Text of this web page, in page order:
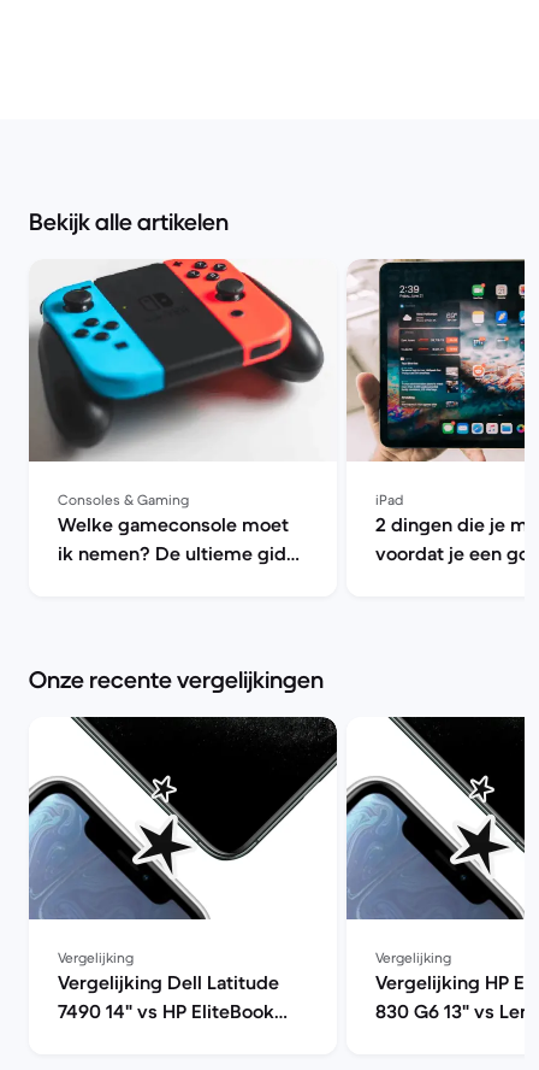
Bekijk alle artikelen
Consoles & Gaming
Welke gameconsole moet
ik nemen? De ultieme gids
iPad
2 dingen die je
voordat je een
Onze recente vergelijkingen
Vergelijking
Vergelijking Dell Latitude
7490 14" vs HP EliteBook
Vergelijking
Vergelijking HP
830 G6 13" vs